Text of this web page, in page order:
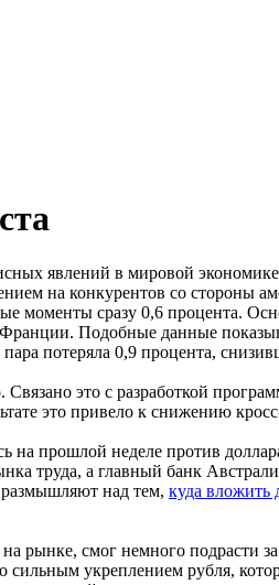
явлений в мировой
на конкурентов со стороны
моменты сразу 0,6 процента.
Подобные данные
потеряла 0,9 процента,
это с разработкой
это привело к снижению
на прошлой неделе против
труда, а главный банк
размышляют над тем, куда вложить
смог немного подрасти
укреплением рубля,